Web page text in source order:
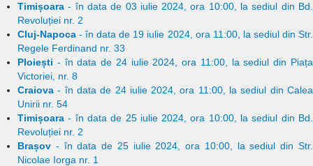
Timișoara - în data de 03 iulie 2024, ora 10:00, la sediul din Bd.
Revoluției nr. 2
Cluj-Napoca - în data de 19 iulie 2024, ora 11:00, la sediul din Str.
Regele Ferdinand nr. 33
Ploiești - în data de 24 iulie 2024, ora 11:00, la sediul din Piața
Victoriei, nr. 8
Craiova - în data de 24 iulie 2024, ora 11:00, la sediul din Calea
Unirii nr. 54
Timișoara - în data de 25 iulie 2024, ora 10:00, la sediul din Bd.
Revoluției nr. 2
Brașov - în data de 25 iulie 2024, ora 10:00, la sediul din Str.
Nicolae Iorga nr. 1